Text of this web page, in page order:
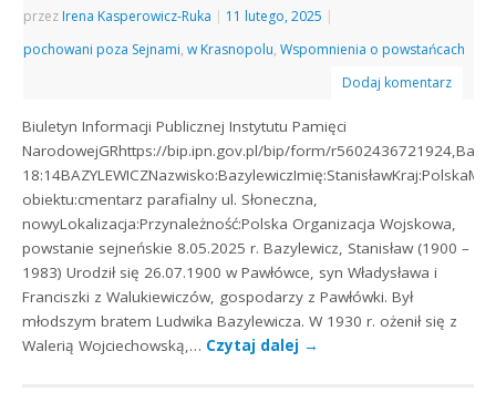
przez Irena Kasperowicz-Ruka | 11 lutego, 2025 |
pochowani poza Sejnami,w Krasnopolu,Wspomnienia o powstańcach
Dodaj komentarz
Biuletyn Informacji Publicznej Instytutu Pamięci
NarodowejGRhttps://bip.ipn.gov.pl/bip/form/
obiektu:cmentarz parafialny ul. Słoneczna,
nowyLokalizacja:Przynależność:Polska Organizacja Wojskowa,
powstanie sejneńskie 8.05.2025 r. Bazylewicz, Stanisław (1900 –
1983) Urodził się 26.07.1900 w Pawłówce, syn Władysława i
Franciszki z Walukiewiczów, gospodarzy z Pawłówki. Był
młodszym bratem Ludwika Bazylewicza. W 1930 r. ożenił się z
Walerią Wojciechowską,… Czytaj dalej →